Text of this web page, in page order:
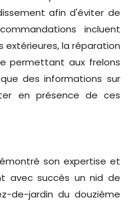
afin d'éviter de
incluent
extérieures, la réparation
permettant aux frelons
des informations sur
en présence de ces
son expertise et
avec succès un nid de
de-jardin du douzième